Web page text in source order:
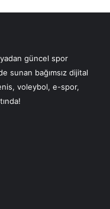
güncel spor
sunan bağımsız dijital
voleybol, e-spor,